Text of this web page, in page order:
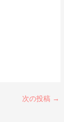
次の投稿 →